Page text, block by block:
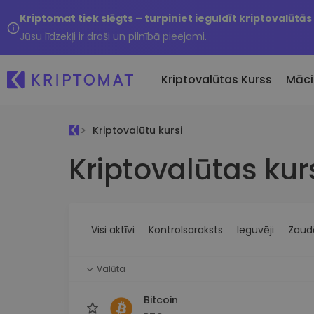
Kriptomat tiek slēgts – turpiniet ieguldīt kriptovalūtās
Jūsu līdzekļi ir droši un pilnībā pieejami.
Kriptovalūtas Kurss
Visas cenas
Vairāk nekā 300 kriptovalūtu Nesen
Pērciet vairāk nekā 300
kriptovalūtas
iespējas
Kriptovalūtu kursi
Kriptovalūtas
Visi aktīvi Kontrolsaraksts Ieguvēji
Valūta
Bitcoin